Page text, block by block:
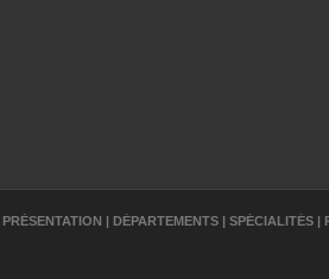
PRÉSENTATION | DÉPARTEMENTS | SPÉCIALITÉS |